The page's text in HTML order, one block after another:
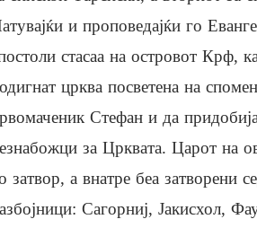
и проповедајќи го
стасаа на островот Крф,
црква посветена на
Стефан и да
за Црквата. Царот на
затвор, а внатре беа затворени
Сагорниј, Јакисхол,